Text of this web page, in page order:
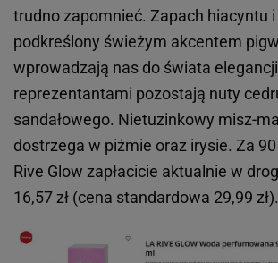
trudno zapomnieć. Zapach hiacyntu
podkreślony świeżym akcentem
wprowadzają nas do świata
reprezentantami pozostają nuty
sandałowego. Nietuzinkowy misz-
dostrzega w piżmie oraz irysie. Za
Rive Glow zapłacicie aktualnie w
16,57 zł (cena standardowa 29,99 zł).